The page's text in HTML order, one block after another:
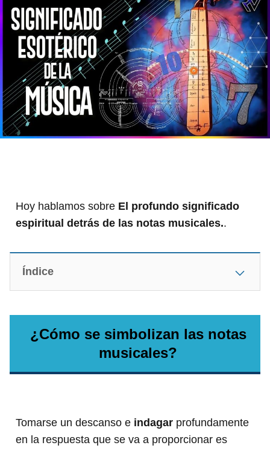
Hoy hablamos sobre El profundo significado
espiritual detrás de las notas musicales..
Índice
¿Cómo se simbolizan las notas
musicales?
Tomarse un descanso e indagar profundamente
en la respuesta que se va a proporcionar es